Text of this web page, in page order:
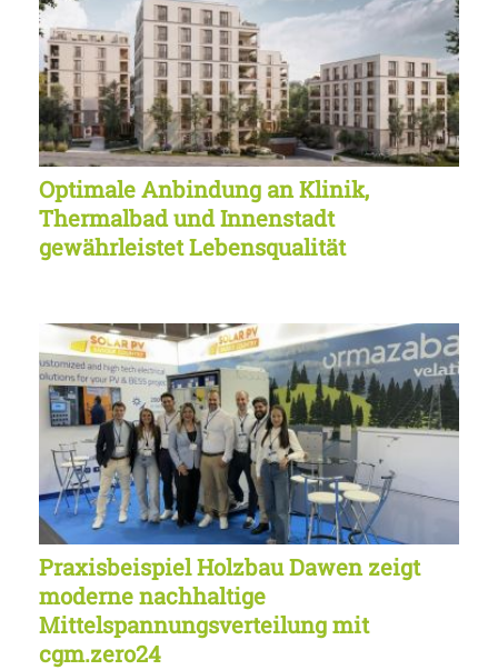
Optimale Anbindung an Klinik,
Thermalbad und Innenstadt
gewährleistet Lebensqualität
Praxisbeispiel Holzbau Dawen zeigt
moderne nachhaltige
Mittelspannungsverteilung mit
cgm.zero24